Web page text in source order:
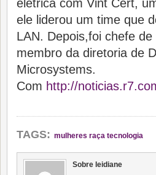
elétrica com Vint Cert,
ele liderou um time que
LAN. Depois,foi chefe
membro da diretoria de
Microsystems.
Com http://
TAGS: mulheres raça tecnologia
Sobre leidiane